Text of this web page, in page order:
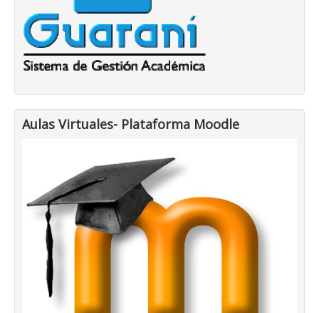
Aulas Virtuales- Plataforma Moodle